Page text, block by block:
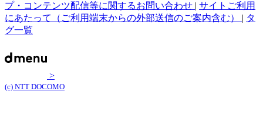
プ・コンテンツ配信等に関するお問い合わせ | サイトご利用
にあたって（ご利用端末からの外部送信のご案内含む） | タ
グ一覧
>
(c) NTT DOCOMO